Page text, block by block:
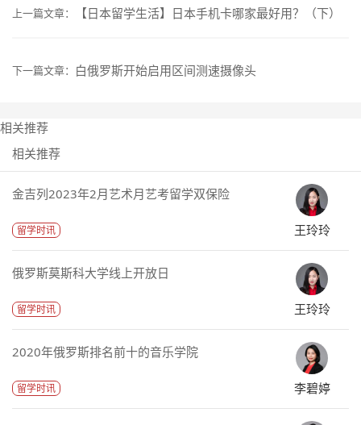
上一篇文章： 【日本留学生活】日本手机卡哪家最好用？（下）
下一篇文章： 白俄罗斯开始启用区间测速摄像头
相关推荐
相关推荐
金吉列2023年2月艺术月艺考留学双保险
留学时讯 王玲玲
俄罗斯莫斯科大学线上开放日
留学时讯 王玲玲
2020年俄罗斯排名前十的音乐学院
留学时讯 李碧婷